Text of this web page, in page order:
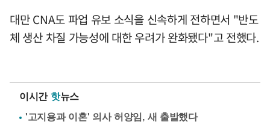
대만 CNA도 파업 유보 소식을 신속하게 전하면서 "반도
체 생산 차질 가능성에 대한 우려가 완화됐다"고 전했다.
이시간 핫뉴스
'고지용과 이혼' 의사 허양임, 새 출발했다